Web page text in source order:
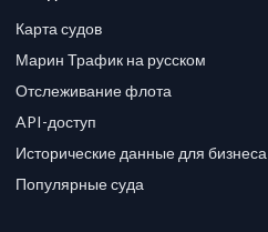
Карта судов
Марин Трафик на русском
Отслеживание флота
API-доступ
Исторические данные для бизнеса
Популярные суда